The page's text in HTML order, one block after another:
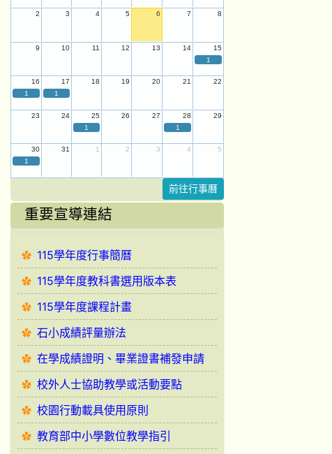
2 3 4 5 6 7 8
9 10 11 12 13 14
15
1
16 17 18 19 20 21
22
1
1
23 24 25 26 27 28
29
1
1
30 31 1 2 3 4
5
1
前往行事曆
重要宣導連結
115學年度行事簡曆
115學年度教科書選用版本表
115學年度課程計畫
石小成績評量辦法
在學成績證明、畢業證書補發申請
校外人士協助教學或活動要點
校園行動載具使用原則
教育部中小學數位教學指引